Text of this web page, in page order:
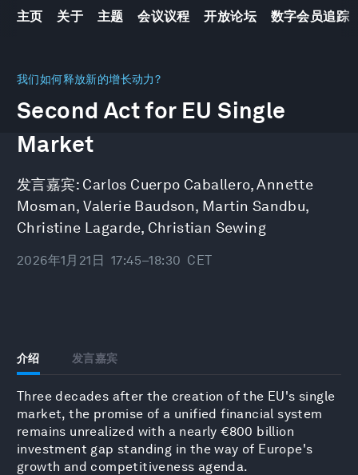
主页 关于 主题 会议议程 开放论坛 数字会员追踪
我们如何释放新的增长动力?
Second Act for EU Single
Market
发言嘉宾: Carlos Cuerpo Caballero,Annette
Mosman,Valerie Baudson, Martin Sandbu,
Christine Lagarde, Christian Sewing
2026年1月21日 17:45–18:30 CET
介绍 发言嘉宾
Three decades after the creation of the EU's single
market, the promise of a unified financial system
remains unrealized with a nearly €800 billion
investment gap standing in the way of Europe's
growth and competitiveness agenda.
seconds
51
minutes,
seconds